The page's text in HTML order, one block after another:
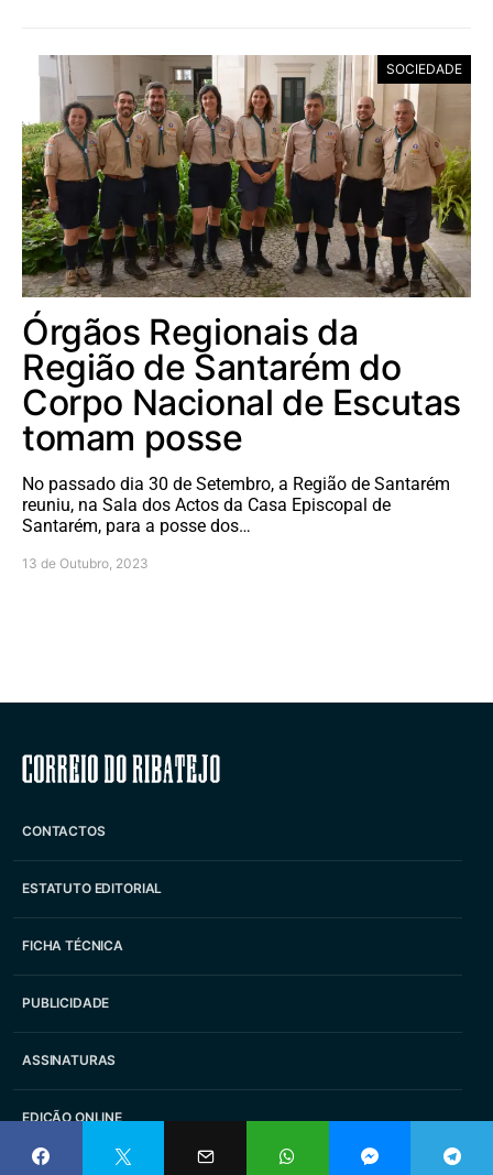
SOCIEDADE
Órgãos Regionais da
Região de Santarém do
Corpo Nacional de Escutas
tomam posse
No passado dia 30 de Setembro, a Região de Santarém
reuniu, na Sala dos Actos da Casa Episcopal de
Santarém, para a posse dos…
13 de Outubro, 2023
Correio do Ribatejo
CONTACTOS
ESTATUTO EDITORIAL
FICHA TÉCNICA
PUBLICIDADE
ASSINATURAS
EDIÇÃO ONLINE